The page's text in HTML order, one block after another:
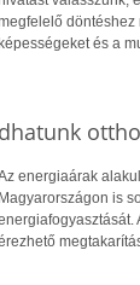
döntéshez
képességeket és a
energiaárak
Magyarországon is